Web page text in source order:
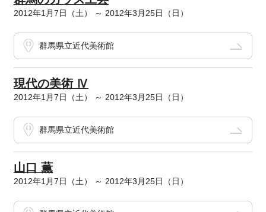
2012年1月7日（土） ～ 2012年3月25日（日）
群馬県立近代美術館
現代の美術 Ⅳ
2012年1月7日（土） ～ 2012年3月25日（日）
群馬県立近代美術館
山口 薫
2012年1月7日（土） ～ 2012年3月25日（日）